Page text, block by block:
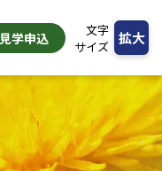
見学申込
文字
サイズ 拡大